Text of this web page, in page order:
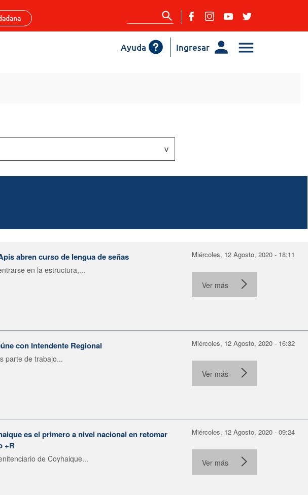
Ingresar
Ayuda
abren curso de lengua de señas
en la estructura,...
Miércoles, 12 Agosto, 2020 - 18:11
Ver más
con Intendente Regional
parte de trabajo...
Miércoles, 12 Agosto, 2020 - 16:32
Ver más
es el primero a nivel nacional en retomar
+R
de Coyhaique...
Miércoles, 12 Agosto, 2020 - 09:24
Ver más